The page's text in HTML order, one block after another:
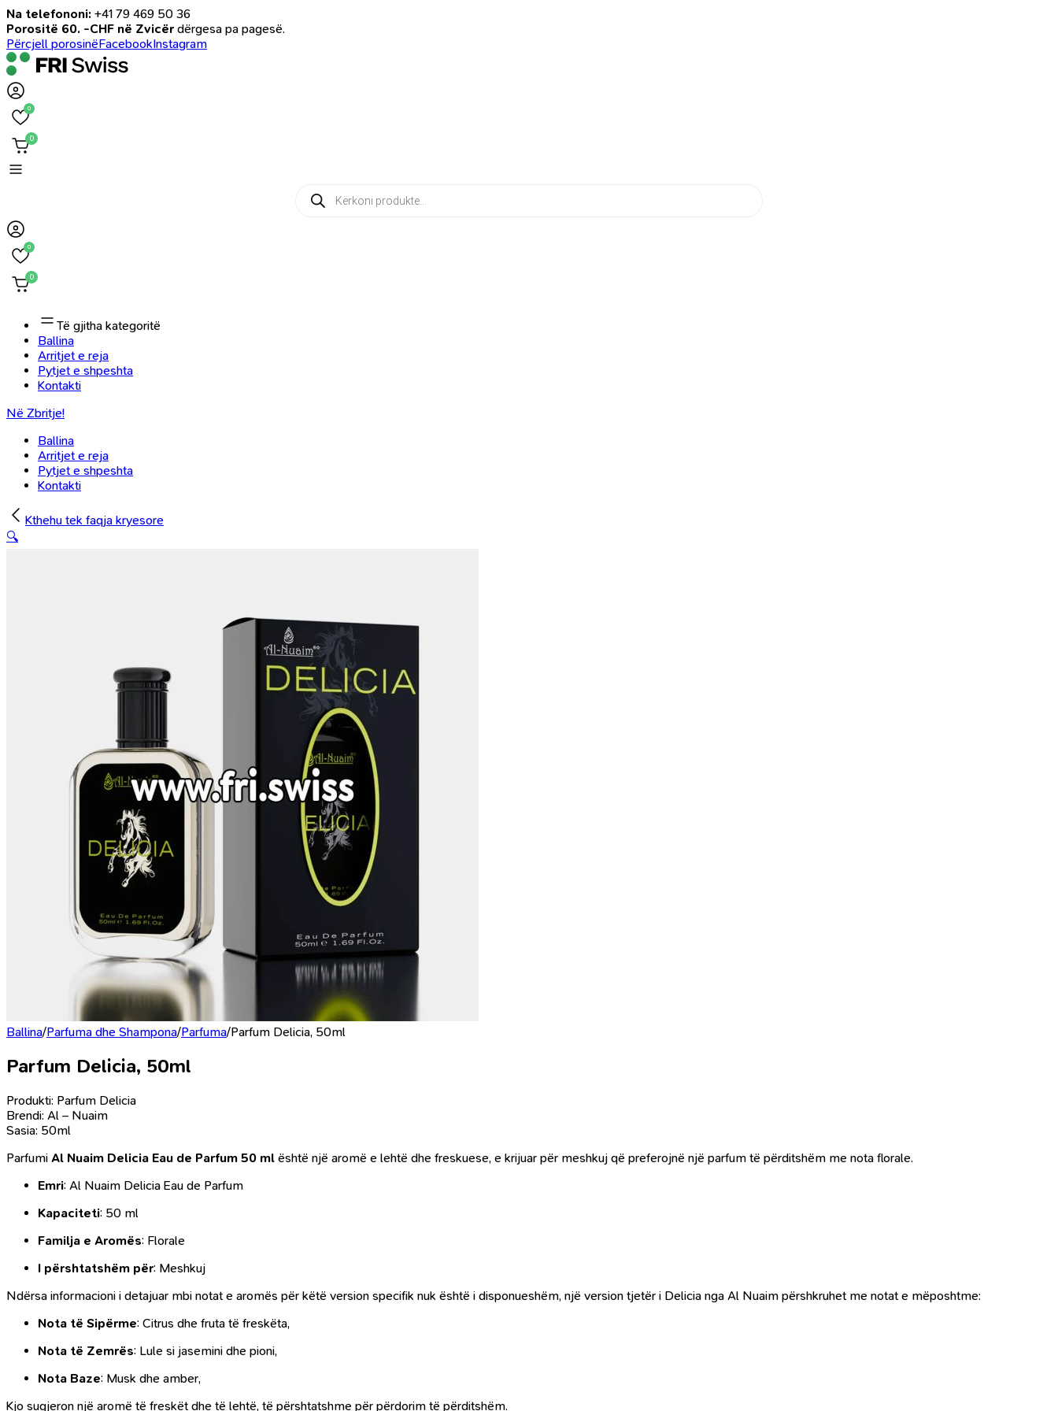
Na telefononi: +41 79 469 50 36
Porositë 60. -CHF në Zvicër dërgesa pa pagesë.
Përcjell porosinëFacebookInstagram
0
0
Products
search
0
0
Të gjitha kategoritë
Ballina
Arritjet e reja
Pytjet e shpeshta
Kontakti
Në Zbritje!
Ballina
Arritjet e reja
Pytjet e shpeshta
Kontakti
Kthehu tek faqja kryesore
🔍
Ballina/Parfuma dhe Shampona/Parfuma/Parfum Delicia, 50ml
Parfum Delicia, 50ml
Produkti: Parfum Delicia
Brendi: Al – Nuaim
Sasia: 50ml
Parfumi Al Nuaim Delicia Eau de Parfum 50 ml është një aromë e lehtë dhe freskuese, e krijuar për meshkuj që preferojnë një parfum të përditshëm me nota florale.
Emri: Al Nuaim Delicia Eau de Parfum
Kapaciteti: 50 ml
Familja e Aromës: Florale
I përshtatshëm për: Meshkuj
Ndërsa informacioni i detajuar mbi notat e aromës për këtë version specifik nuk është i disponueshëm, një version tjetër i Delicia nga Al Nuaim përshkruhet me notat e mëposhtme:
Nota të Sipërme: Citrus dhe fruta të freskëta,
Nota të Zemrës: Lule si jasemini dhe pioni,
Nota Baze: Musk dhe amber,
Kjo sugjeron një aromë të freskët dhe të lehtë, të përshtatshme për përdorim të përditshëm.